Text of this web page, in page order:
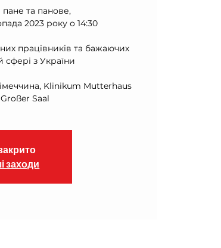
та панове,
2023 року о 14:30
працівників та бажаючих
з України
Klinikum Mutterhaus
заходи